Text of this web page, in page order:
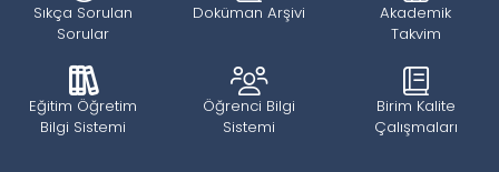
Sıkça Sorulan
Sorular
Doküman Arşivi
Akademik
Takvim
Eğitim Öğretim
Bilgi Sistemi
Öğrenci Bilgi
Sistemi
Birim Kalite
Çalışmaları